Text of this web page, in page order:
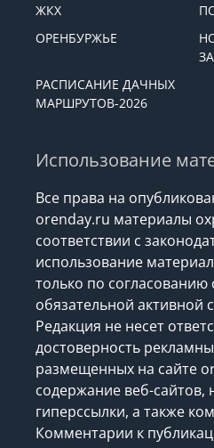
ЖКХ
ОРЕНБУРЖЬЕ
РАСПИСАНИЕ ДАЧНЫХ
МАРШРУТОВ-2026
Использование
Все права на
orenday.ru материалы
соответствии с
использование
только по согласованию
обязательной активной
Редакция не несет
достоверность
размещенных на сайте
содержание веб-сайтов,
гиперссылки, а также
Комментарии к